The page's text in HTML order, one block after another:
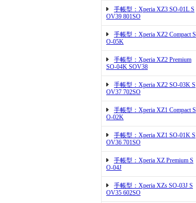
手帳型：Xperia XZ3 SO-01L S
OV39 801SO
手帳型：Xperia XZ2 Compact S
O-05K
手帳型：Xperia XZ2 Premium
SO-04K SOV38
手帳型：Xperia XZ2 SO-03K S
OV37 702SO
手帳型：Xperia XZ1 Compact S
O-02K
手帳型：Xperia XZ1 SO-01K S
OV36 701SO
手帳型：Xperia XZ Premium S
O-04J
手帳型：Xperia XZs SO-03J S
OV35 602SO